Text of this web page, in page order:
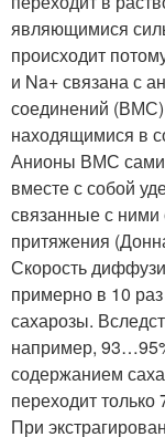
являющимися
происходит
и Na+ связана с
соединений (ВМС)
находящимися в
Анионы ВМС сами
вместе с собой
связанные с ними
притяжения
Скорость
примерно в 10
сахарозы.
например,
содержанием
переходит
При